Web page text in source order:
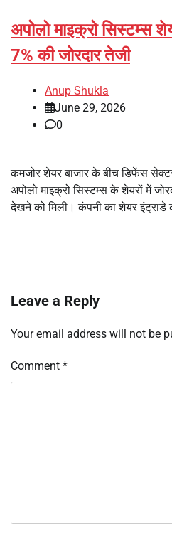
अपोलो माइक्रो सिस्टम्स
7% की जोरदार तेजी
Anup Shukla
June 29, 2026
0
कमजोर शेयर बाजार के बीच डिफेंस
अपोलो माइक्रो सिस्टम्स के शेयरों में
देखने को मिली। कंपनी का शेयर इंट्राडे
Leave a Reply
Your email address will not be
Comment *